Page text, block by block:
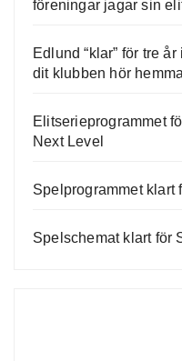
föreningar jagar sin
Edlund “klar” för tre
dit klubben hör
Elitserieprogrammet
Next Level
Spelprogrammet klart
Spelschemat klart för